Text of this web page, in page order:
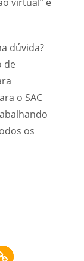
dúvida?
de
o SAC
os